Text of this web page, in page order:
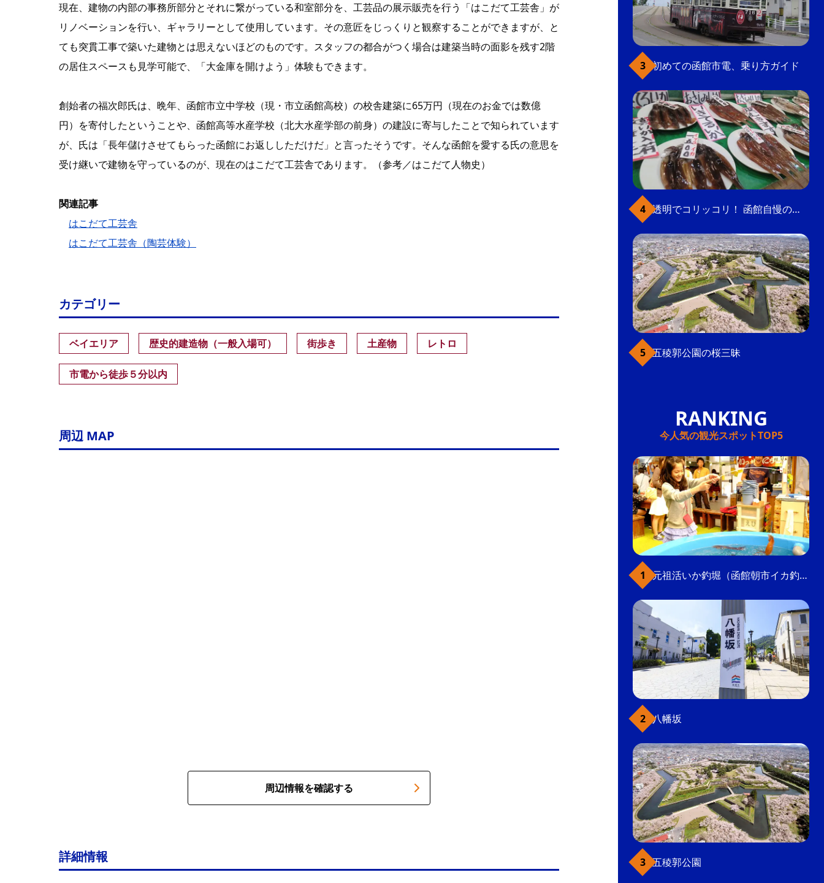
現在、建物の内部の事務所部分とそれに繋がっている和室部分を、工芸品の展示販売を行う「はこだて工芸舎」が
リノベーションを行い、ギャラリーとして使用しています。その意匠をじっくりと観察することができますが、と
ても突貫工事で築いた建物とは思えないほどのものです。スタッフの都合がつく場合は建築当時の面影を残す2階
の居住スペースも見学可能で、「大金庫を開けよう」体験もできます。
創始者の福次郎氏は、晩年、函館市立中学校（現・市立函館高校）の校舎建築に65万円（現在のお金では数億
円）を寄付したということや、函館高等水産学校（北大水産学部の前身）の建設に寄与したことで知られています
が、氏は「長年儲けさせてもらった函館にお返ししただけだ」と言ったそうです。そんな函館を愛する氏の意思を
受け継いで建物を守っているのが、現在のはこだて工芸舎であります。（参考／はこだて人物史）
関連記事
はこだて工芸舎
はこだて工芸舎（陶芸体験）
カテゴリー
ベイエリア 歴史的建造物（一般入場可） 街歩き 土産物 レトロ
市電から徒歩５分以内
周辺 MAP
周辺情報を確認する
詳細情報
初めての函館市電、乗り方ガイド
透明でコリッコリ！ 函館自慢のいかをどうぞ
五稜郭公園の桜三昧
今人気の観光スポットTOP5
元祖活いか釣堀（函館朝市イカ釣り体験）
八幡坂
五稜郭公園